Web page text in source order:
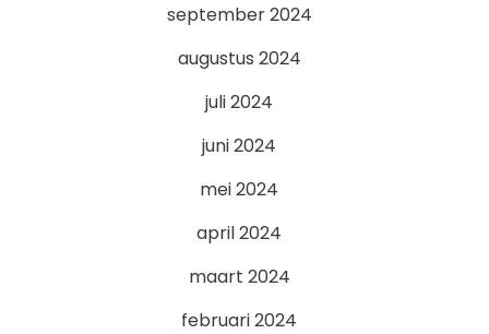
september 2024
augustus 2024
juli 2024
juni 2024
mei 2024
april 2024
maart 2024
februari 2024